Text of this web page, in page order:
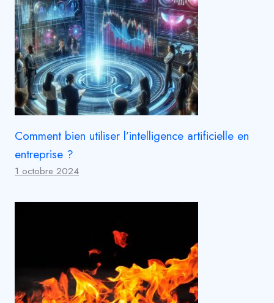
Comment bien utiliser l’intelligence artificielle en
entreprise ?
1 octobre 2024